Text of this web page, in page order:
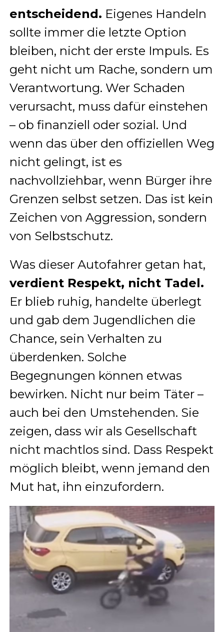
entscheidend. Eigenes Handeln
sollte immer die letzte Option
bleiben, nicht der erste Impuls. Es
geht nicht um Rache, sondern um
Verantwortung. Wer Schaden
verursacht, muss dafür einstehen
– ob finanziell oder sozial. Und
wenn das über den offiziellen Weg
nicht gelingt, ist es
nachvollziehbar, wenn Bürger ihre
Grenzen selbst setzen. Das ist kein
Zeichen von Aggression, sondern
von Selbstschutz.
Was dieser Autofahrer getan hat,
verdient Respekt, nicht Tadel.
Er blieb ruhig, handelte überlegt
und gab dem Jugendlichen die
Chance, sein Verhalten zu
überdenken. Solche
Begegnungen können etwas
bewirken. Nicht nur beim Täter –
auch bei den Umstehenden. Sie
zeigen, dass wir als Gesellschaft
nicht machtlos sind. Dass Respekt
möglich bleibt, wenn jemand den
Mut hat, ihn einzufordern.